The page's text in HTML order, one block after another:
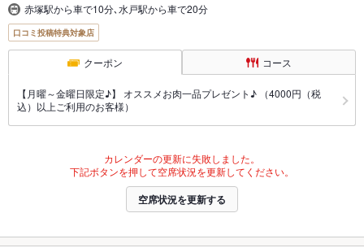
赤塚駅から車で10分､水戸駅から車で20分
口コミ投稿特典対象店
クーポン コース
【月曜～金曜日限定♪】 オススメお肉一品プレゼント♪ （4000円（税
込）以上ご利用のお客様）
カレンダーの更新に失敗しました。
下記ボタンを押して空席状況を更新してください。
空席状況を更新する